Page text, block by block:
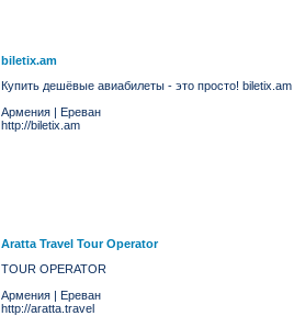
biletix.am
Купить дешёвые авиабилеты - это просто! biletix.am
Армения | Ереван
http://biletix.am
Aratta Travel Tour Operator
TOUR OPERATOR
Армения | Ереван
http://aratta.travel